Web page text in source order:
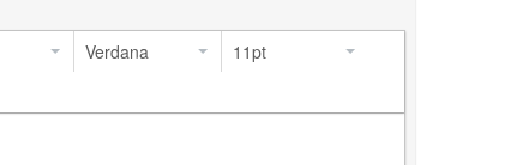
Verdana 11pt